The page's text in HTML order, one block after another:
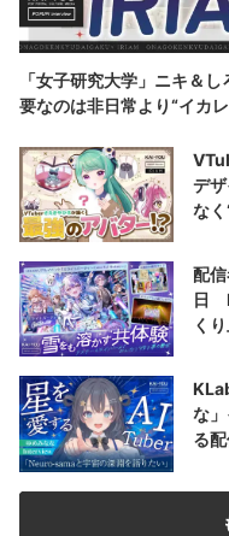
「女子研究大学」ニキ＆
要なのは非日常より“イカ
デ
な
配
日
く
な
る